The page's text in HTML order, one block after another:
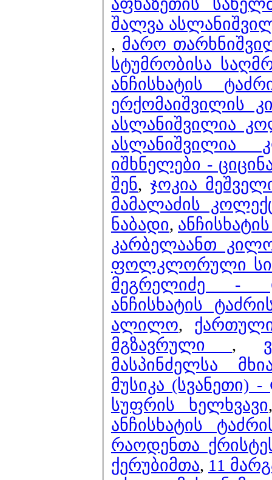
შალვა
, მარო
სტუმრობისა
ანჩისხატის
ერქომაიშვილის
ასლანიშვილია
ასლანიშვილია
იშხნელები -
შენ, ჯოკია
მამალაძის
ნაბადი,
კარბელაანთ
ფოლკლორული
მეგრელიძე -
ანჩისხატის
ალილო,
მგზავრული ,
მასპინძელსა
მუსიკა
სუფრის ხელხვავი
ანჩისხატის
რაოდენთა
ქერუბიმთა, 11